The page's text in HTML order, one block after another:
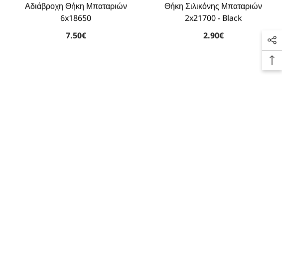
Αδιάβροχη Θήκη Μπαταριών
6x18650
7.50€
Θήκη Σιλικόνης Μπαταριών
2x21700 - Black
2.90€